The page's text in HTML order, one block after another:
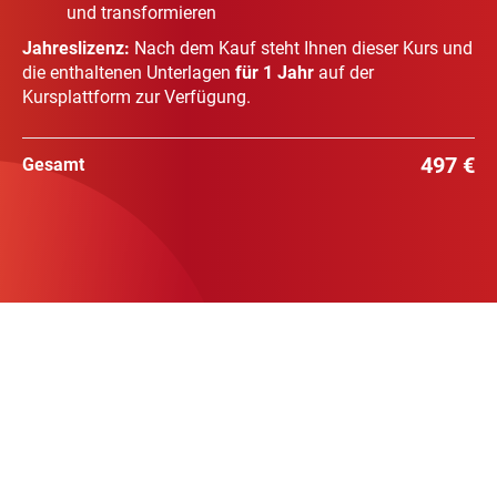
und transformieren
Jahreslizenz: Nach dem Kauf steht Ihnen dieser Kurs und
die enthaltenen Unterlagen für 1 Jahr auf der
Kursplattform zur Verfügung.
Gesamt 497 €